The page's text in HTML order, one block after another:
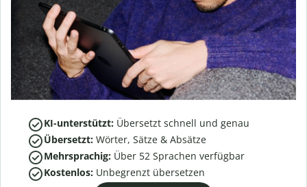
KI-unterstützt: Übersetzt schnell und genau
Übersetzt: Wörter, Sätze & Absätze
Mehrsprachig: Über 52 Sprachen verfügbar
Kostenlos: Unbegrenzt übersetzen